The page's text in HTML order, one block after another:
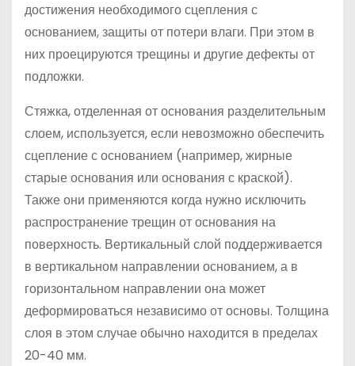
достижения необходимого сцепления с
основанием, защиты от потери влаги. При этом в
них проецируются трещины и другие дефекты от
подложки.
Стяжка, отделенная от основания разделительным
слоем, используется, если невозможно обеспечить
сцепление с основанием (например, жирные
старые основания или основания с краской).
Также они применяются когда нужно исключить
распространение трещин от основания на
поверхность. Вертикальный слой поддерживается
в вертикальном направлении основанием, а в
горизонтальном направлении она может
деформироваться независимо от основы. Толщина
слоя в этом случае обычно находится в пределах
20-40 мм.